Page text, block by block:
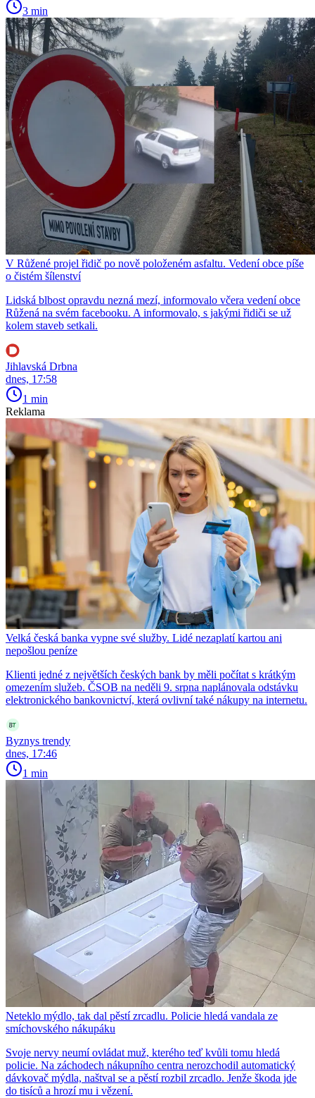
3 min
V Růžené projel řidič po nově položeném asfaltu. Vedení obce píše
o čistém šílenství
Lidská blbost opravdu nezná mezí, informovalo včera vedení obce
Růžená na svém facebooku. A informovalo, s jakými řidiči se už
kolem staveb setkali.
Jihlavská Drbna
dnes, 17:58
1 min
Reklama
Velká česká banka vypne své služby. Lidé nezaplatí kartou ani
nepošlou peníze
Klienti jedné z největších českých bank by měli počítat s krátkým
omezením služeb. ČSOB na neděli 9. srpna naplánovala odstávku
elektronického bankovnictví, která ovlivní také nákupy na internetu.
Byznys trendy
dnes, 17:46
1 min
Neteklo mýdlo, tak dal pěstí zrcadlu. Policie hledá vandala ze
smíchovského nákupáku
Svoje nervy neumí ovládat muž, kterého teď kvůli tomu hledá
policie. Na záchodech nákupního centra nerozchodil automatický
dávkovač mýdla, naštval se a pěstí rozbil zrcadlo. Jenže škoda jde
do tisíců a hrozí mu i vězení.